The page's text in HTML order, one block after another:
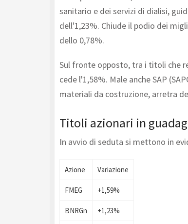
sanitario e dei servizi di dialisi,
dell'1,23%. Chiude il podio dei
dello 0,78%.
Sul fronte opposto, tra i titoli che
cede l'1,58%. Male anche SAP
materiali da costruzione, arretra
Titoli azionari in
In avvio di seduta si mettono in
Azione Variazione
FMEG +1,59%
BNRGn +1,23%